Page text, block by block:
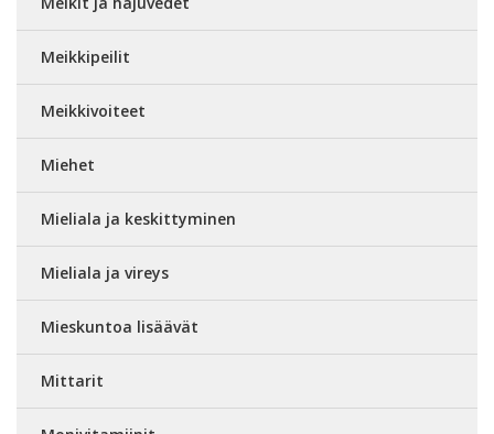
Meikkipeilit
Meikkivoiteet
Miehet
Mieliala ja keskittyminen
Mieliala ja vireys
Mieskuntoa lisäävät
Mittarit